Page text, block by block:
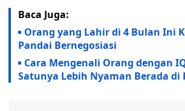
Baca Juga:
Orang yang Lahir di 4 Bulan Ini
Pandai Bernegosiasi
Cara Mengenali Orang dengan
Satunya Lebih Nyaman Berada di